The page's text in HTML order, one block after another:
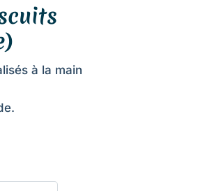
à la main